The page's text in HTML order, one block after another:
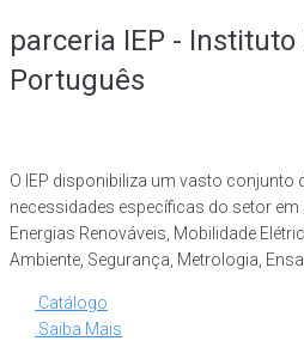
parceria IEP -
Português
O IEP disponibiliza um vasto
necessidades específicas do setor
Energias Renováveis, Mobilidade
Ambiente, Segurança, Metrologia,
Catálogo
Saiba Mais